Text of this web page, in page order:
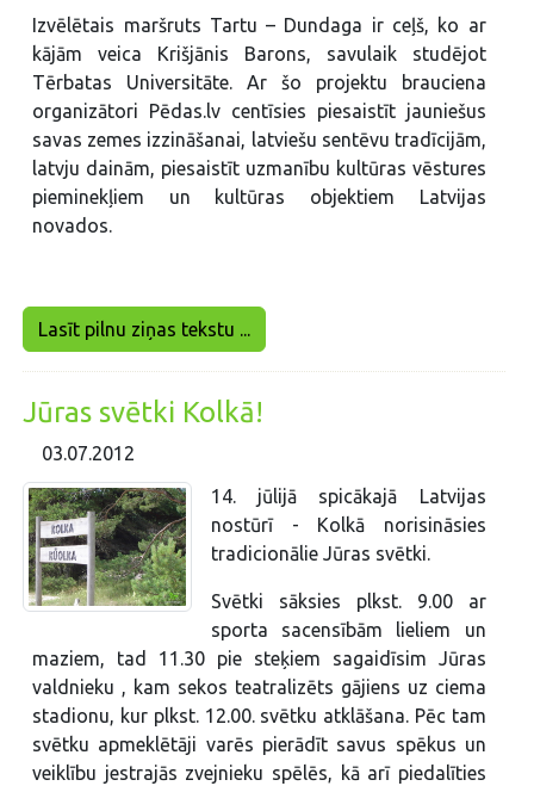
Izvēlētais maršruts Tartu – Dundaga ir ceļš, ko ar
kājām veica Krišjānis Barons, savulaik studējot
Tērbatas Universitāte. Ar šo projektu brauciena
organizātori Pēdas.lv centīsies piesaistīt jauniešus
savas zemes izzināšanai, latviešu sentēvu tradīcijām,
latvju dainām, piesaistīt uzmanību kultūras vēstures
pieminekļiem un kultūras objektiem Latvijas
novados.
Lasīt pilnu ziņas tekstu ...
Jūras svētki Kolkā!
03.07.2012
14. jūlijā spicākajā Latvijas
nostūrī - Kolkā norisināsies
tradicionālie Jūras svētki.
Svētki sāksies plkst. 9.00 ar
sporta sacensībām lieliem un
maziem, tad 11.30 pie steķiem sagaidīsim Jūras
valdnieku , kam sekos teatralizēts gājiens uz ciema
stadionu, kur plkst. 12.00. svētku atklāšana. Pēc tam
svētku apmeklētāji varēs pierādīt savus spēkus un
veiklību jestrajās zvejnieku spēlēs, kā arī piedalīties